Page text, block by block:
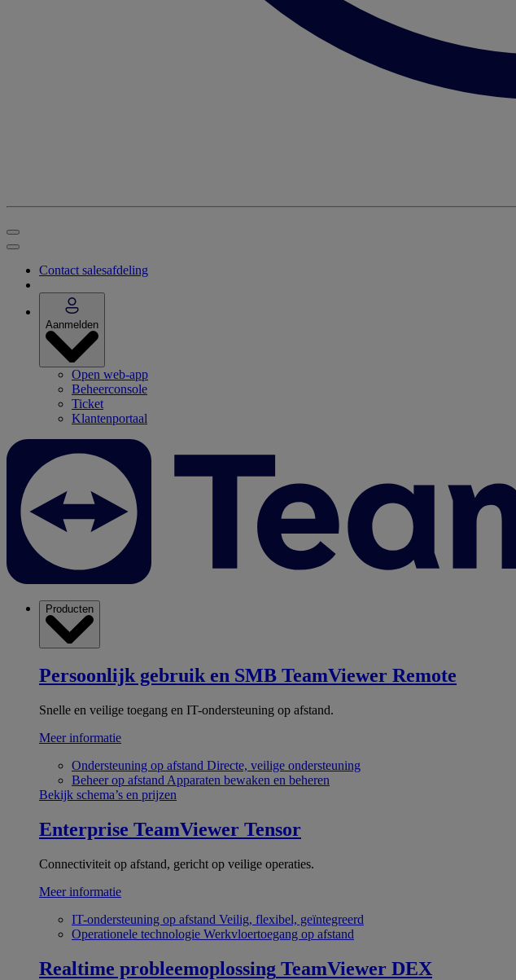
Contact salesafdeling
Aanmelden
Open web-app
Beheerconsole
Ticket
Klantenportaal
Producten
Persoonlijk gebruik en SMB TeamViewer Remote
Snelle en veilige toegang en IT-ondersteuning op afstand.
Meer informatie
Ondersteuning op afstand Directe, veilige ondersteuning
Beheer op afstand Apparaten bewaken en beheren
Bekijk schema’s en prijzen
Enterprise TeamViewer Tensor
Connectiviteit op afstand, gericht op veilige operaties.
Meer informatie
IT-ondersteuning op afstand Veilig, flexibel, geïntegreerd
Operationele technologie Werkvloertoegang op afstand
Realtime probleemoplossing TeamViewer DEX